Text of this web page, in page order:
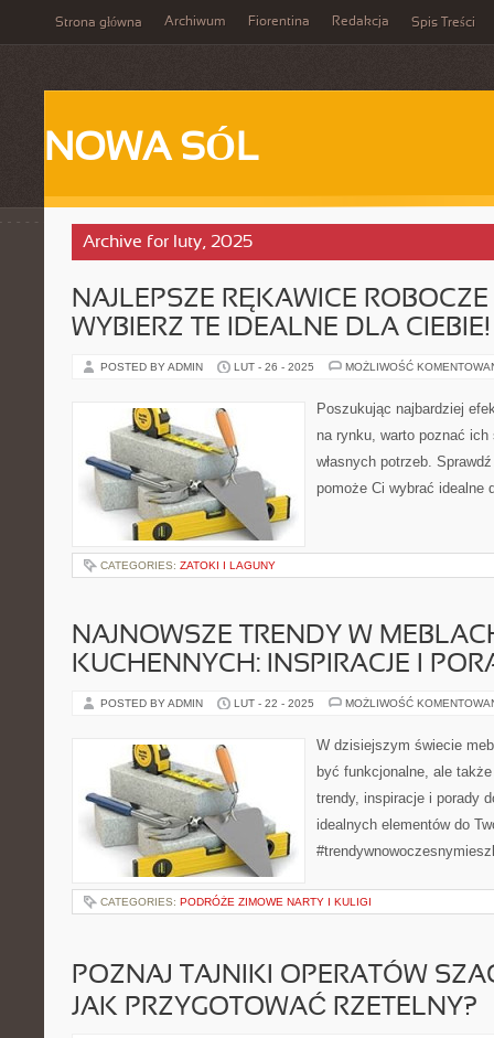
Strona główna Archiwum Fiorentina Redakcja Spis Treści
NOWA SÓL
Archive for luty, 2025
NAJLEPSZE RĘKAWICE
WYBIERZ TE IDEALNE DLA CIEBIE!
POSTED BY ADMIN LUT - 26 - 2025 MOŻLIWOŚĆ
Poszukując najbardziej
na rynku, warto poznać
własnych potrzeb.
pomoże Ci wybrać idealne
CATEGORIES: ZATOKI I LAGUNY
NAJNOWSZE TRENDY W
KUCHENNYCH: INSPIRACJE I
POSTED BY ADMIN LUT - 22 - 2025 MOŻLIWOŚĆ
W dzisiejszym świecie
być funkcjonalne, ale
trendy, inspiracje i porady
idealnych elementów do
CATEGORIES: PODRÓŻE ZIMOWE NARTY I KULIGI
POZNAJ TAJNIKI OPERATÓW
JAK PRZYGOTOWAĆ RZETELNY?